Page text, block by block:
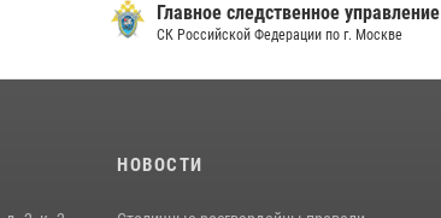
Главное следственное управление
СК Российской Федерации по г. Москве
НОВОСТИ